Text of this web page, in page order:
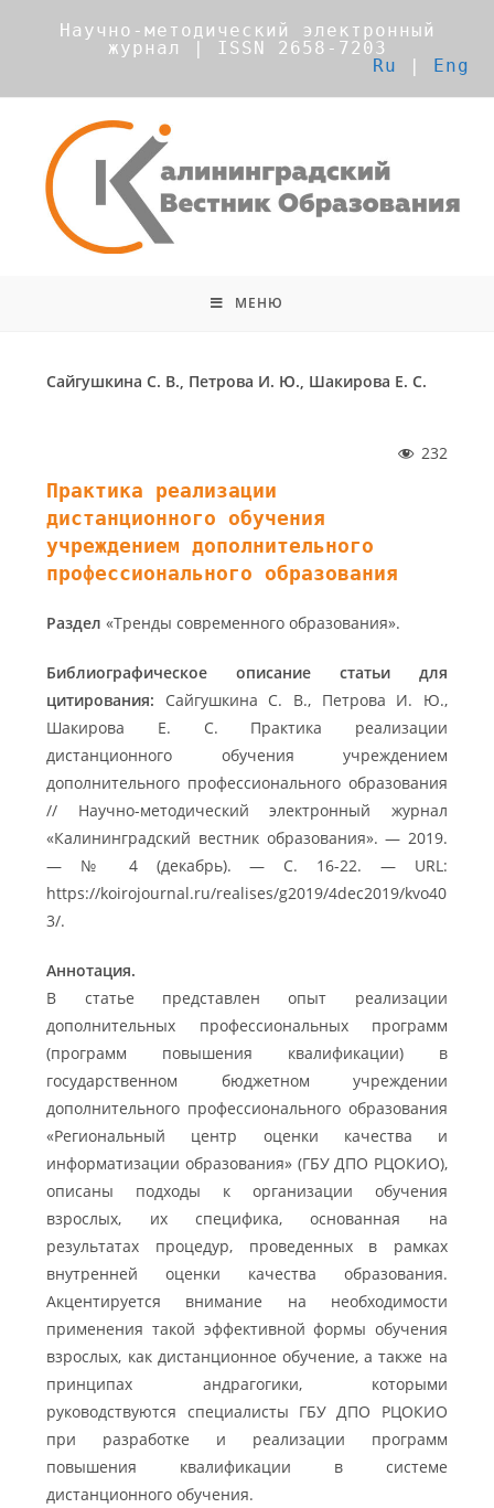
Научно-методический электронный
журнал | ISSN 2658-7203
Ru | Eng
МЕНЮ
Сайгушкина С. В., Петрова И. Ю., Шакирова Е. С.
232
Практика реализации
дистанционного обучения
учреждением дополнительного
профессионального образования
Раздел «Тренды современного образования».
Библиографическое описание статьи для
цитирования: Сайгушкина С. В., Петрова И. Ю.,
Шакирова Е. С. Практика реализации
дистанционного обучения учреждением
дополнительного профеcсионального образования
// Научно-методический электронный журнал
«Калининградский вестник образования». — 2019.
— № 4 (декабрь). — С. 16-22. — URL:
https://koirojournal.ru/realises/g2019/4dec2019/kvo40
3/.
Аннотация.
В статье представлен опыт реализации
дополнительных профессиональных программ
(программ повышения квалификации) в
государственном бюджетном учреждении
дополнительного профессионального образования
«Региональный центр оценки качества и
информатизации образования» (ГБУ ДПО РЦОКИО),
описаны подходы к организации обучения
взрослых, их специфика, основанная на
результатах процедур, проведенных в рамках
внутренней оценки качества образования.
Акцентируется внимание на необходимости
применения такой эффективной формы обучения
взрослых, как дистанционное обучение, а также на
принципах андрагогики, которыми
руководствуются специалисты ГБУ ДПО РЦОКИО
при разработке и реализации программ
повышения квалификации в системе
дистанционного обучения.